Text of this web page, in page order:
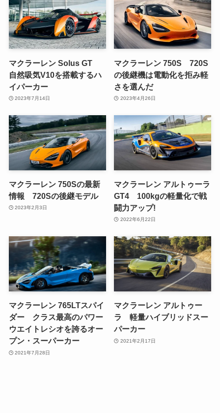
マクラーレン Solus GT
自然吸気V10を搭載するハ
イパーカー
2023年7月14日
マクラーレン 750S 720S
の後継機は電動化を拒み軽
さを選んだ
2023年4月26日
マクラーレン 750Sの最新
情報 720Sの後継モデル
2023年2月3日
マクラーレン アルトゥーラ
GT4 100kgの軽量化で戦
闘力アップ!
2022年6月22日
マクラーレン 765LTスパイ
ダー クラス最高のパワー
ウエイトレシオを誇るオー
プン・スーパーカー
2021年7月28日
マクラーレン アルトゥー
ラ 軽量ハイブリッドスー
パーカー
2021年2月17日